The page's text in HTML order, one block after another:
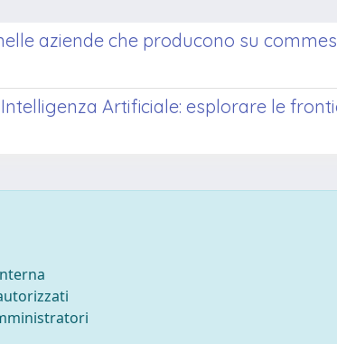
aziende che producono su
Artificiale: esplorare le